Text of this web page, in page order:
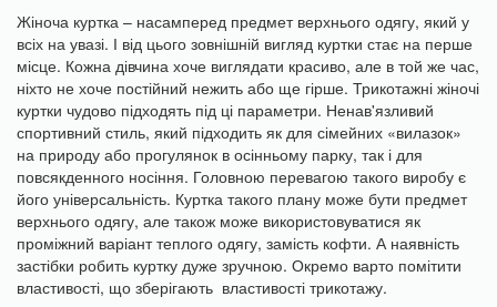
Жіноча куртка – насамперед предмет верхнього одягу, який у
всіх на увазі. І від цього зовнішній вигляд куртки стає на перше
місце. Кожна дівчина хоче виглядати красиво, але в той же час,
ніхто не хоче постійний нежить або ще гірше. Трикотажні жіночі
куртки чудово підходять під ці параметри. Ненав'язливий
спортивний стиль, який підходить як для сімейних «вилазок»
на природу або прогулянок в осінньому парку, так і для
повсякденного носіння. Головною перевагою такого виробу є
його універсальність. Куртка такого плану може бути предмет
верхнього одягу, але також може використовуватися як
проміжний варіант теплого одягу, замість кофти. А наявність
застібки робить куртку дуже зручною. Окремо варто помітити
властивості, що зберігають властивості трикотажу.